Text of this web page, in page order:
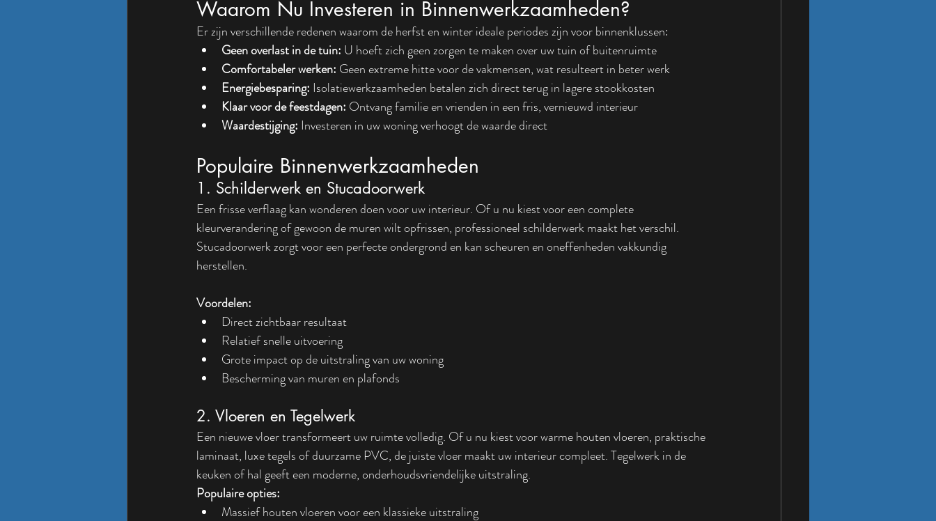
Waarom Nu Investeren in Binnenwerkzaamheden?
Er zijn verschillende redenen waarom de herfst en winter ideale periodes zijn voor binnenklussen:
Geen overlast in de tuin: U hoeft zich geen zorgen te maken over uw tuin of buitenruimte
Comfortabeler werken: Geen extreme hitte voor de vakmensen, wat resulteert in beter werk
Energiebesparing: Isolatiewerkzaamheden betalen zich direct terug in lagere stookkosten
Klaar voor de feestdagen: Ontvang familie en vrienden in een fris, vernieuwd interieur
Waardestijging: Investeren in uw woning verhoogt de waarde direct
Populaire Binnenwerkzaamheden
1. Schilderwerk en Stucadoorwerk
Een frisse verflaag kan wonderen doen voor uw interieur. Of u nu kiest voor een complete
kleurverandering of gewoon de muren wilt opfrissen, professioneel schilderwerk maakt het verschil.
Stucadoorwerk zorgt voor een perfecte ondergrond en kan scheuren en oneffenheden vakkundig
herstellen.
Voordelen:
Direct zichtbaar resultaat
Relatief snelle uitvoering
Grote impact op de uitstraling van uw woning
Bescherming van muren en plafonds
2. Vloeren en Tegelwerk
Een nieuwe vloer transformeert uw ruimte volledig. Of u nu kiest voor warme houten vloeren, praktische
laminaat, luxe tegels of duurzame PVC, de juiste vloer maakt uw interieur compleet. Tegelwerk in de
keuken of hal geeft een moderne, onderhoudsvriendelijke uitstraling.
Populaire opties:
Massief houten vloeren voor een klassieke uitstraling